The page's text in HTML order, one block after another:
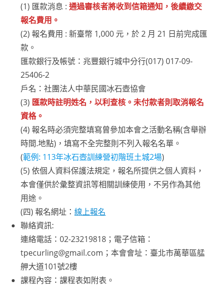
(1) 匯款消息 :通過審核者將收到信箱通知，後續繳交
報名費用。
(2) 報名費用 : 新臺幣 1,000 元，於 2 月 21 日前完成匯
款。
匯款銀行及帳號：兆豐銀行城中分行(017) 017-09-
25406-2
戶名：社團法人中華民國冰石壺協會
(3) 匯款時註明姓名，以利查核。未付款者則取消報名
資格。
(4) 報名時必須完整填寫曾參加本會之活動名稱(含舉辦
時間.地點)，填寫不全完整則不列入報名名單。
(範例: 113年冰石壺訓練營初階班土城2場)
(5) 依個人資料保護法規定，報名所提供之個人資料，
本會僅供於彙整資訊等相關訓練使用，不另作為其他
用途。
(四) 報名網址：線上報名
聯絡資訊:
連絡電話：02-23219818；電子信箱：
tpecurling@gmail.com；本會會址：臺北市萬華區艋
舺大道101號2樓
課程內容：課程表如附表。